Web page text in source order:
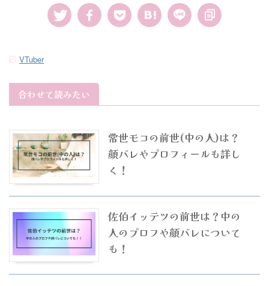
-VTuber
合わせて読みたい
常世モコの前世(中の人)は？
顔バレやプロフィールも詳し
く！
佐伯イッテツの前世は？中の
人のプロフや顔バレについて
も！